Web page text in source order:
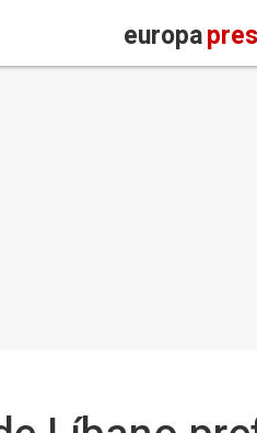
europa